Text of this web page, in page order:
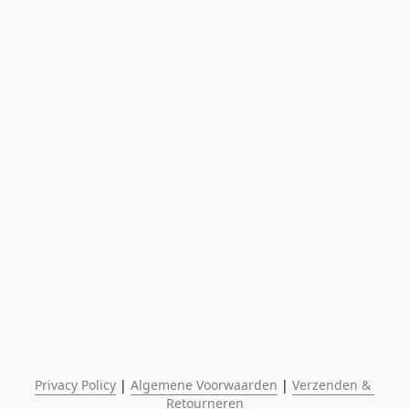
Privacy Policy | Algemene Voorwaarden | Verzenden &
Retourneren